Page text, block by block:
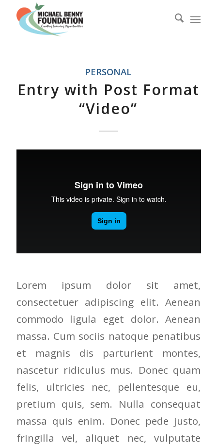
PERSONAL
Entry with Post Format
“Video”
Lorem ipsum dolor sit amet,
consectetuer adipiscing elit. Aenean
commodo ligula eget dolor. Aenean
massa. Cum sociis natoque penatibus
et magnis dis parturient montes,
nascetur ridiculus mus. Donec quam
felis, ultricies nec, pellentesque eu,
pretium quis, sem. Nulla consequat
massa quis enim. Donec pede justo,
fringilla vel, aliquet nec, vulputate